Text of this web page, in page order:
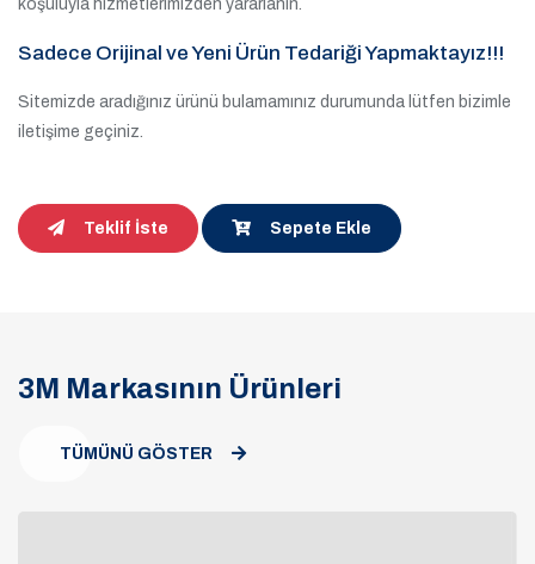
koşuluyla hizmetlerimizden yararlanın.
Sadece Orijinal ve Yeni Ürün Tedariği Yapmaktayız!!!
Sitemizde aradığınız ürünü bulamamınız durumunda lütfen bizimle
iletişime geçiniz.
Teklif İste Sepete Ekle
3M Markasının Ürünleri
TÜMÜNÜ GÖSTER